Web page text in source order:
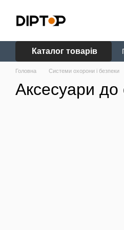
Каталог товарів
Головна Системи охорони і безпеки
Аксесуари до